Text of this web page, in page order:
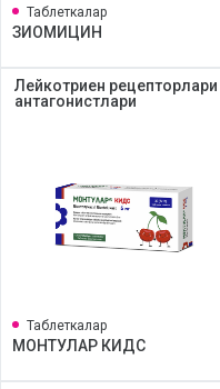
Таблеткалар
ЗИОМИЦИН
Лейкотриен рецепторлари
антагонистлари
Таблеткалар
МОНТУЛАР КИДС